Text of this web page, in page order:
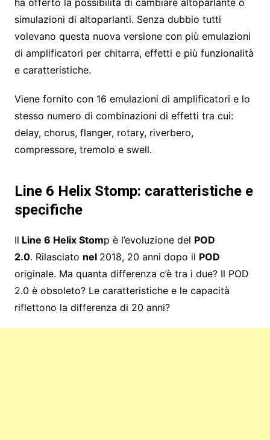
ha offerto la possibilità di cambiare altoparlante o
simulazioni di altoparlanti. Senza dubbio tutti
volevano questa nuova versione con più emulazioni
di amplificatori per chitarra, effetti e più funzionalità
e caratteristiche.
Viene fornito con 16 emulazioni di amplificatori e lo
stesso numero di combinazioni di effetti tra cui:
delay, chorus, flanger, rotary, riverbero,
compressore, tremolo e swell.
Line 6 Helix Stomp: caratteristiche e
specifiche
Il Line 6 Helix Stomp è l’evoluzione del POD
2.0. Rilasciato nel 2018, 20 anni dopo il POD
originale. Ma quanta differenza c’è tra i due? Il POD
2.0 è obsoleto? Le caratteristiche e le capacità
riflettono la differenza di 20 anni?